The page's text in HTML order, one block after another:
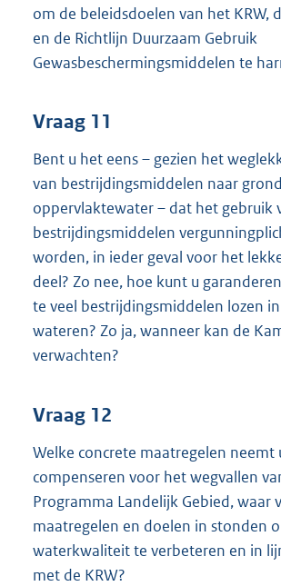
om de beleidsdoelen van het KRW,
en de Richtlijn Duurzaam Gebruik
Gewasbeschermingsmiddelen te
Vraag 11
Bent u het eens – gezien het
van bestrijdingsmiddelen naar
oppervlaktewater – dat het gebruik
bestrijdingsmiddelen
worden, in ieder geval voor het
deel? Zo nee, hoe kunt u
te veel bestrijdingsmiddelen lozen
wateren? Zo ja, wanneer kan de
verwachten?
Vraag 12
Welke concrete maatregelen neemt
compenseren voor het wegvallen
Programma Landelijk Gebied, waar
maatregelen en doelen in stonden
waterkwaliteit te verbeteren en in
met de KRW?